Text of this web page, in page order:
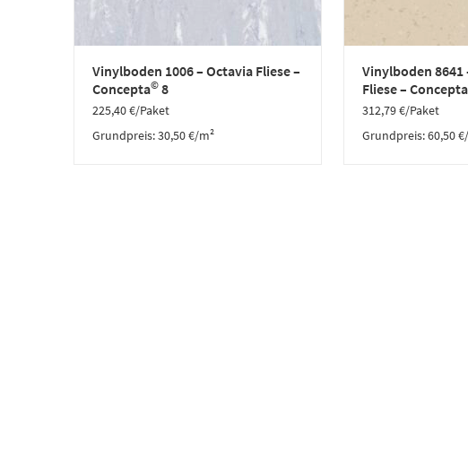
Vinylboden 1006 – Octavia Fliese –
Concepta© 8
225,40€/Paket
Grundpreis:30,50€/m²
Vinylboden 8641
Fliese – Concepta
312,79€/Paket
Grundpreis:60,50€/